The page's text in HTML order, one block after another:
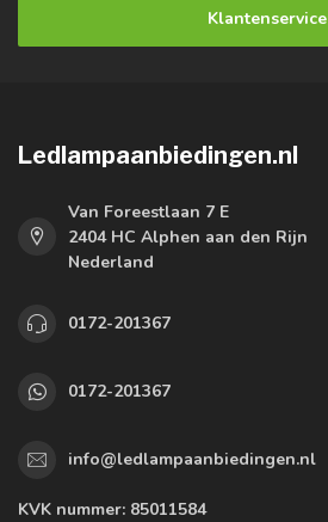
Klantenservice
Ledlampaanbiedingen.nl
Van Foreestlaan 7 E
2404 HC Alphen aan den Rijn
Nederland
0172-201367
0172-201367
info@ledlampaanbiedingen.nl
KVK nummer: 85011584